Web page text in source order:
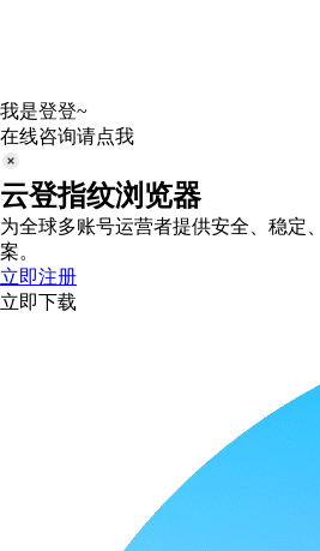
我是登登~
在线咨询请点我
云登指纹浏览器
为全球多账号运营者提供安全、稳定
案。
立即注册
立即下载